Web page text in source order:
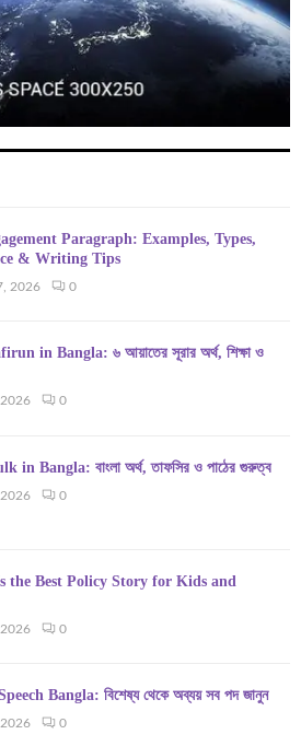
Paragraph: Examples, Types,
& Writing Tips
2026 0
in Bangla: ৬ আয়াতের সূরার অর্থ, শিক্ষা ও
0
in Bangla: বাংলা অর্থ, তাফসির ও পাঠের গুরুত্ব
0
the Best Policy Story for Kids and
0
Bangla: বিশেষ্য থেকে অব্যয় সব পদ জানুন
0